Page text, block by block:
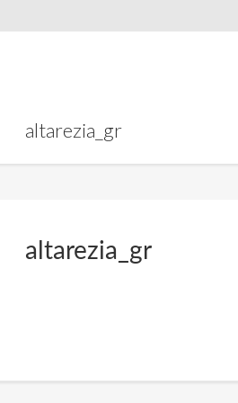
altarezia_gr
altarezia_gr